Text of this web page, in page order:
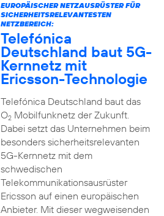
EUROPÄISCHER NETZAUSRÜSTER FÜR
SICHERHEITSRELEVANTESTEN
NETZBEREICH:
Telefónica
Deutschland baut 5G-
Kernnetz mit
Ericsson-Technologie
Telefónica Deutschland baut das
O2Mobilfunknetz der Zukunft.
Dabei setzt das Unternehmen beim
besonders sicherheitsrelevanten
5G-Kernnetz mit dem
schwedischen
Telekommunikationsausrüster
Ericsson auf einen europäischen
Anbieter. Mit dieser wegweisenden